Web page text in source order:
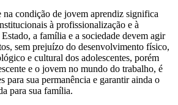
na condição de jovem aprendiz significa
à profissionalização e à
a família e a sociedade devem agir
sem prejuízo do desenvolvimento físico,
e cultural dos adolescentes, porém
e o jovem no mundo do trabalho, é
para sua permanência e garantir ainda o
para sua família.